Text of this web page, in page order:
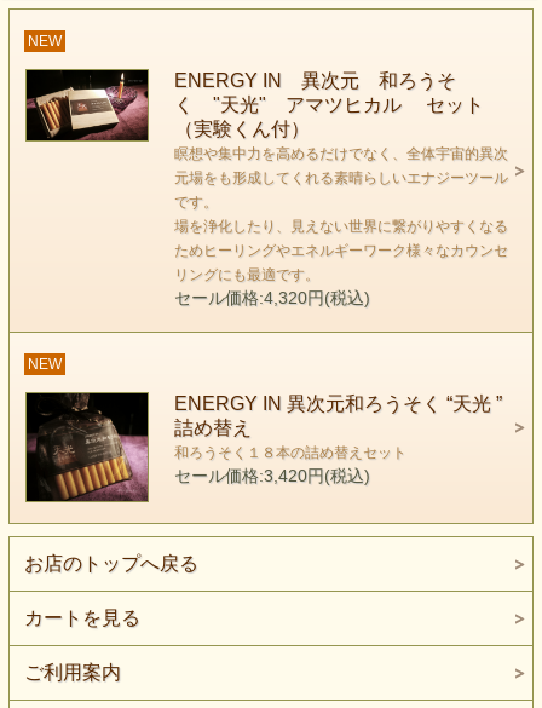
あるけどない といった世界は
まるで禅問答のようですが、
このろうそくの炎をみていると
対象物が消えて、火の中に吸い込まれていくような感
覚を覚えます。
そしてそのろうそくを見つめているはずの
対象物がなくなった時、比較する存在いなくなり、
二元性の世界が立ち消えます。
NEW
ENERGY IN 異次元 和ろうそ
く "天光" アマツヒカル セット
（実験くん付）
瞑想や集中力を高めるだけでなく、全体宇宙的異次
元場をも形成してくれる素晴らしいエナジーツール
です。
場を浄化したり、見えない世界に繋がりやすくなる
ためヒーリングやエネルギーワーク様々なカウンセ
リングにも最適です。
セール価格:4,320円(税込)
NEW
ENERGY IN 異次元和ろうそく “天光 ”
詰め替え
和ろうそく１８本の詰め替えセット
セール価格:3,420円(税込)
お店のトップへ戻る
カートを見る
ご利用案内